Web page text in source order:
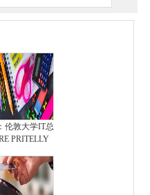
伦敦大学IT总
PRITELLY